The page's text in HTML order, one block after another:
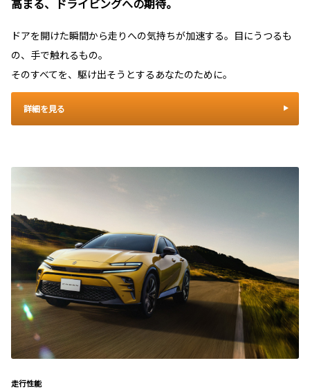
ドアを開けた瞬間から走りへの気持ちが加速する。目にうつるも
の、手で触れるもの。
そのすべてを、駆け出そうとするあなたのために。
詳細を見る
走行性能